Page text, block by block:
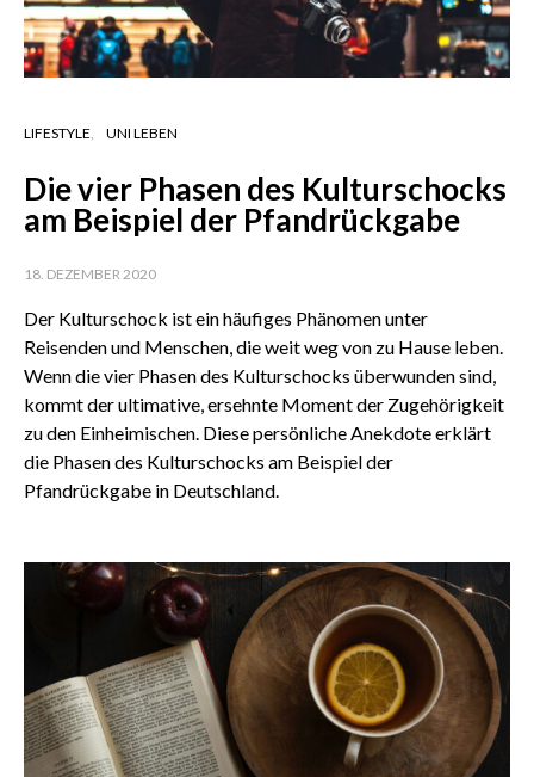
LIFESTYLE UNI LEBEN
Die vier Phasen des Kulturschocks
am Beispiel der Pfandrückgabe
18. DEZEMBER 2020
Der Kulturschock ist ein häufiges Phänomen unter
Reisenden und Menschen, die weit weg von zu Hause leben.
Wenn die vier Phasen des Kulturschocks überwunden sind,
kommt der ultimative, ersehnte Moment der Zugehörigkeit
zu den Einheimischen. Diese persönliche Anekdote erklärt
die Phasen des Kulturschocks am Beispiel der
Pfandrückgabe in Deutschland.